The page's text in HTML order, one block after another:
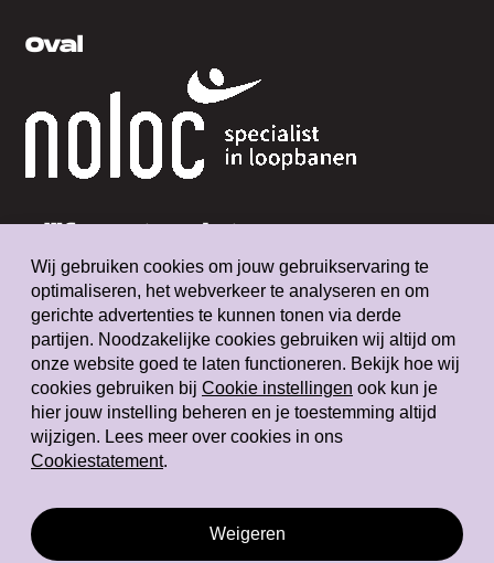
Oval
Blijf up-to-date
Privacystatement
Algemene voorwaarden
Klachtenregeling
Cookie instellingen
Wij gebruiken cookies om jouw gebruikservaring te
optimaliseren, het webverkeer te analyseren en om
gerichte advertenties te kunnen tonen via derde
partijen. Noodzakelijke cookies gebruiken wij altijd om
onze website goed te laten functioneren. Bekijk hoe wij
cookies gebruiken bij Cookie instellingen ook kun je
hier jouw instelling beheren en je toestemming altijd
wijzigen. Lees meer over cookies in ons
Cookiestatement.
Weigeren